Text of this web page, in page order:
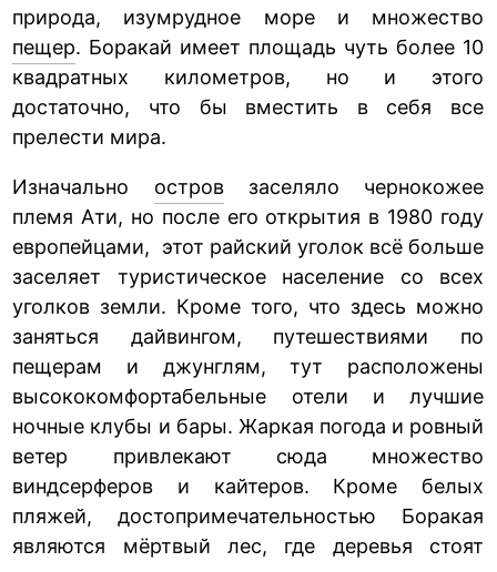
природа, изумрудное море и множество
пещер. Боракай имеет площадь чуть более 10
квадратных километров, но и этого
достаточно, что бы вместить в себя все
прелести мира.
Изначально островзаселяло чернокожее
племя Ати, но после его открытия в 1980 году
европейцами, этот райский уголок всё больше
заселяет туристическое население со всех
уголков земли. Кроме того, что здесь можно
заняться дайвингом, путешествиями по
пещерам и джунглям, тут расположены
высококомфортабельные отели и лучшие
ночные клубы и бары. Жаркая погода и ровный
ветер привлекают сюда множество
виндсерферов и кайтеров. Кроме белых
пляжей, достопримечательностью Боракая
являются мёртвый лес, где деревья стоят